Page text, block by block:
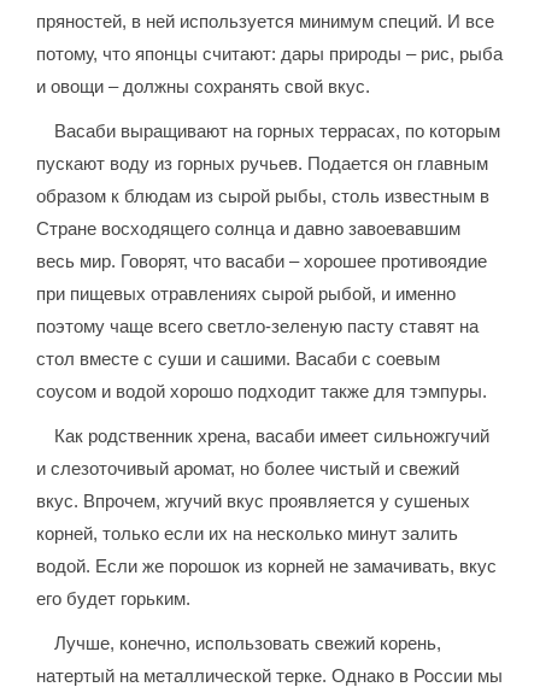
пряностей, в ней используется минимум специй. И все
потому, что японцы считают: дары природы – рис, рыба
и овощи – должны сохранять свой вкус.
Васаби выращивают на горных террасах, по которым
пускают воду из горных ручьев. Подается он главным
образом к блюдам из сырой рыбы, столь известным в
Стране восходящего солнца и давно завоевавшим
весь мир. Говорят, что васаби – хорошее противоядие
при пищевых отравлениях сырой рыбой, и именно
поэтому чаще всего светло-зеленую пасту ставят на
стол вместе с суши и сашими. Васаби с соевым
соусом и водой хорошо подходит также для тэмпуры.
Как родственник хрена, васаби имеет сильножгучий
и слезоточивый аромат, но более чистый и свежий
вкус. Впрочем, жгучий вкус проявляется у сушеных
корней, только если их на несколько минут залить
водой. Если же порошок из корней не замачивать, вкус
его будет горьким.
Лучше, конечно, использовать свежий корень,
натертый на металлической терке. Однако в России мы